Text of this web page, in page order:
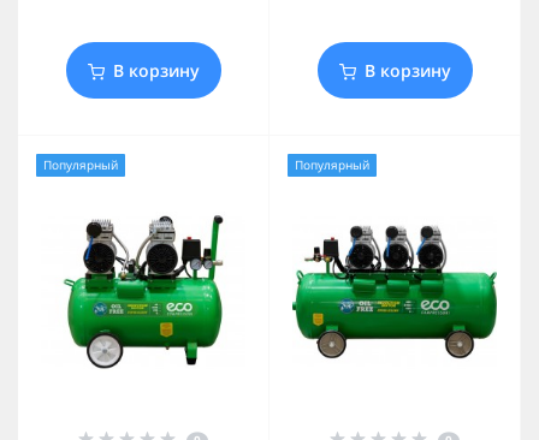
В корзину В корзину
Популярный Популярный